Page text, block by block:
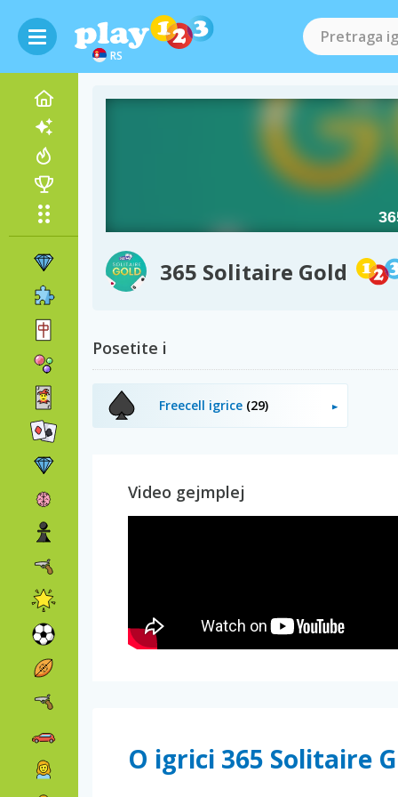
RS
365 Solitaire Gold
Posetite i
Freecell igrice (29)
Video gejmplej
O igrici 365 Solitaire